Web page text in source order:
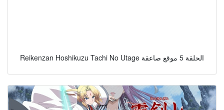
Reikenzan Hoshikuzu Tachi No Utage الحلقة 5 موقع صاعقة